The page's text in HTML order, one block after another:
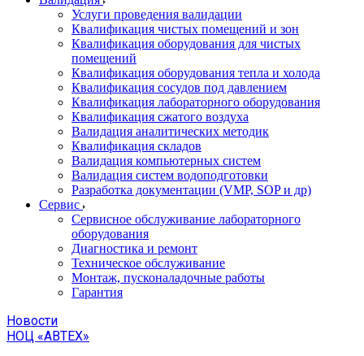
Услуги проведения валидации
Квалификация чистых помещений и зон
Квалификация оборудования для чистых
помещений
Квалификация оборудования тепла и холода
Квалификация сосудов под давлением
Квалификация лабораторного оборудования
Квалификация сжатого воздуха
Валидация аналитических методик
Квалификация складов
Валидация компьютерных систем
Валидация систем водоподготовки
Разработка документации (VMP, SOP и др)
Cервис
Сервисное обслуживание лабораторного
оборудования
Диагностика и ремонт
Техническое обслуживание
Монтаж, пусконаладочные работы
Гарантия
Новости
НОЦ «АВТЕХ»